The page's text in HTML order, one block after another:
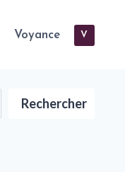
Voyance V
Rechercher